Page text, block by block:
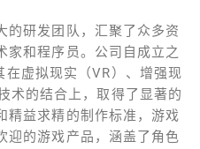
的研发团队，汇聚了众多资
家和程序员。公司自成立之
虚拟现实（VR）、增强现
术的结合上，取得了显著的
精益求精的制作标准，游戏
迎的游戏产品，涵盖了角色